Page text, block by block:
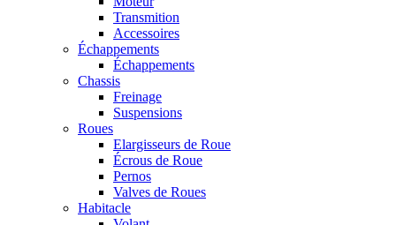
Transmition
Accessoires
Échappements
Échappements
Chassis
Freinage
Suspensions
Roues
Elargisseurs de Roue
Écrous de Roue
Pernos
Valves de Roues
Habitacle